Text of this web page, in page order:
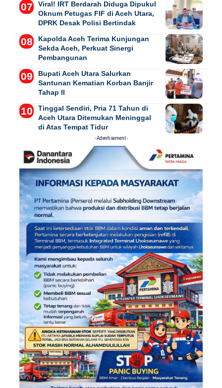
Viral! IRT Berdarah Diduga Dipukul
Oknum Petugas FIF di Aceh Utara,
DPRK Desak Polisi Bertindak
Kapolda Aceh Terima Kunjungan
Sekda Aceh, Perkuat Sinergi
Pembangunan
Bupati Aceh Utara Salurkan
Santunan Kematian Korban Banjir
Tahap II
Tinggal Sendiri, Pria 71 Tahun di
Aceh Utara Ditemukan Meninggal
di Atas Tempat Tidur
- Advertisement -